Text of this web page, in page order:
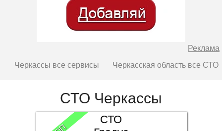
Реклама
Черкассы все сервисы
Черкасская область все СТО
СТО Черкассы
СТО